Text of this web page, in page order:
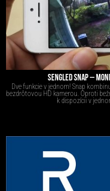
SENGLED SNAP –
Dve funkcie v jednom! Snap
bezdrôtovou HD kamerou. Oproti
k dispozícii v